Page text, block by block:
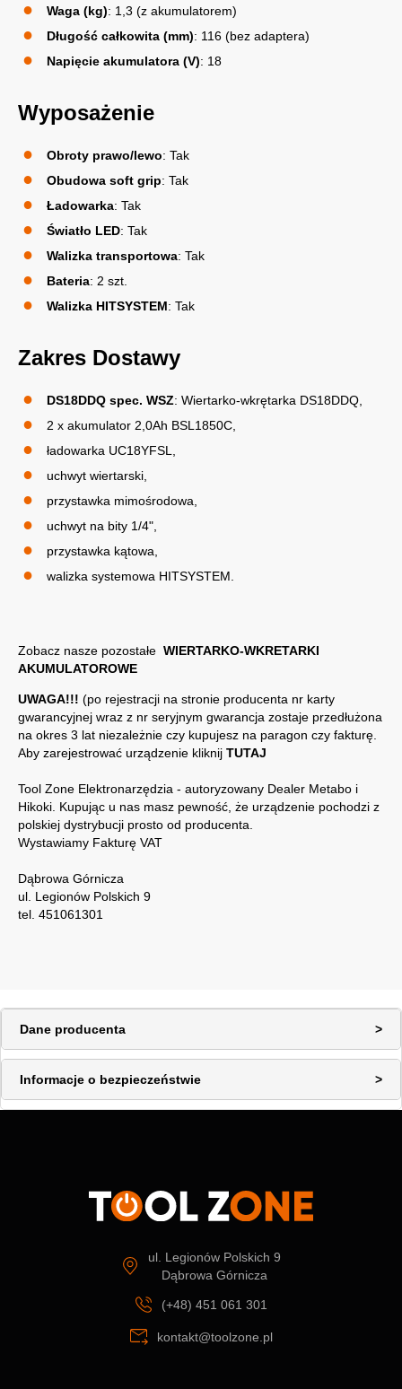
Waga (kg): 1,3 (z akumulatorem)
Długość całkowita (mm): 116 (bez adaptera)
Napięcie akumulatora (V): 18
Wyposażenie
Obroty prawo/lewo: Tak
Obudowa soft grip: Tak
Ładowarka: Tak
Światło LED: Tak
Walizka transportowa: Tak
Bateria: 2 szt.
Walizka HITSYSTEM: Tak
Zakres Dostawy
DS18DDQ spec. WSZ: Wiertarko-wkrętarka DS18DDQ,
2 x akumulator 2,0Ah BSL1850C,
ładowarka UC18YFSL,
uchwyt wiertarski,
przystawka mimośrodowa,
uchwyt na bity 1/4",
przystawka kątowa,
walizka systemowa HITSYSTEM.
Zobacz nasze pozostałe WIERTARKO-WKRETARKI
AKUMULATOROWE
UWAGA!!! (po rejestracji na stronie producenta nr karty
gwarancyjnej wraz z nr seryjnym gwarancja zostaje przedłużona
na okres 3 lat niezależnie czy kupujesz na paragon czy fakturę.
Aby zarejestrować urządzenie kliknij TUTAJ
Tool Zone Elektronarzędzia - autoryzowany Dealer Metabo i
Hikoki. Kupując u nas masz pewność, że urządzenie pochodzi z
polskiej dystrybucji prosto od producenta.
Wystawiamy Fakturę VAT
Dąbrowa Górnicza
ul. Legionów Polskich 9
tel. 451061301
Dane producenta
Informacje o bezpieczeństwie
ul. Legionów Polskich 9
Dąbrowa Górnicza
(+48) 451 061 301
kontakt@toolzone.pl